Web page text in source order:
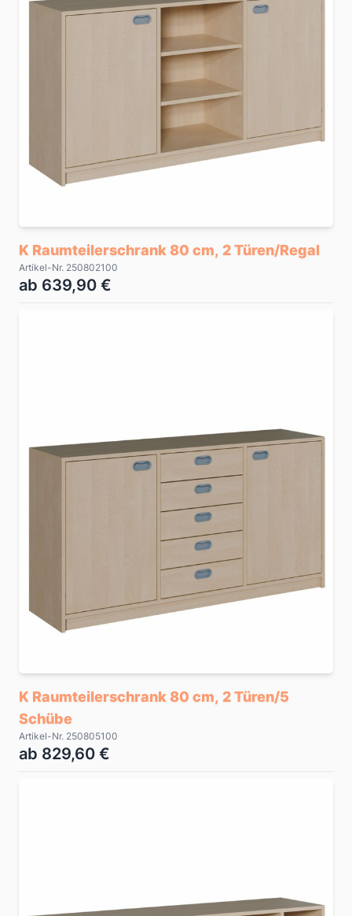
K Raumteilerschrank 80 cm, 2 Türen/Regal
Artikel-Nr. 250802100
ab 639,90 €
K Raumteilerschrank 80 cm, 2 Türen/5
Schübe
Artikel-Nr. 250805100
ab 829,60 €